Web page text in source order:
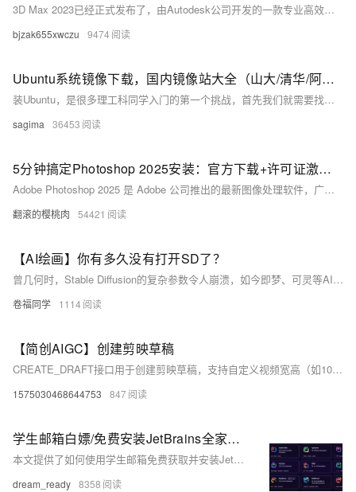
3D Max 2023已经正式发布了，由Autodesk公司开发的一款专业高效的三维制作软件，集三维建模、动画和渲染三大功能于一体，目前广泛应用于工业设计、建筑设计、三维动画、广告、影视、多媒体制作、游戏、辅助教学以及工程可视化等领域。我还是比较习惯用2023的版本。Autodesk 3ds Max 2023激活补丁分享！
bjzak655xwczu 9474
Ubuntu系统镜像下载，国内镜像站大全（山大/清华/阿里/浙大/中科大...）
装Ubuntu，是很多理工科同学入门的第一个挑战，首先我们就需要找到一个能用的iso镜像，根据你的网络环境的不同，不同的站点下载速度会不一样，下面列举一下几个比较好用的，都是来自Ubuntu官方推荐镜像站链接导航国内分区
sagima 36453
5分钟搞定Photoshop 2025安装：官方下载+许可证激活避坑指南
Adobe Photoshop 2025 是 Adobe 公司推出的最新图像处理软件，广泛应用于平面设计、摄影后期和 UI 设计等领域。其核心功能包括智能 AI 工具（一键抠图、生成填充等）、高效工作流（优化图层管理与色彩调整）、跨平台兼容（支持 Windows 11 和 macOS 15）以及云协作功能（与 Adobe Creative Cloud 集成）。本文详细介绍软件的安装流程、系统要求、正版激活方法及常见问题解决方案，并提供扩展学习资源，帮助用户更好地掌握这款强大工具。
翻滚的樱桃肉 54421
【AI绘画】你有多久没有打开SD了？
曾几何时，Stable Diffusion的复杂参数令人崩溃，如今即梦、可灵等AI工具已让生成图片变得轻而易举。哩布哩布发布2.0升级公告，看似迈向更易用的未来，却也悄然为那个钻研模型、拼接工作流的“拓荒时代”奏响终章。技术迭代飞快，但那份对创造的热爱与探索精神，永不褪色。
卷福同学 1114
【简创AIGC】创建剪映草稿
CREATE_DRAFT接口用于创建剪映草稿，支持自定义视频宽高（如1080P、720P、竖屏等）。成功后返回草稿URL及使用指南，适用于多种视频编辑场景。
1575030468644753 847
学生邮箱白嫖/免费安装JetBrains全家桶(IDEA/pycharm等) —— 保姆级教程
本文提供了如何使用学生邮箱免费获取并安装JetBrains全家桶（包括IDEA、PyCharm等）的详细教程，涵盖了学生认证、软件下载、安装及常见问题的解决方法。
dream_ready 8358